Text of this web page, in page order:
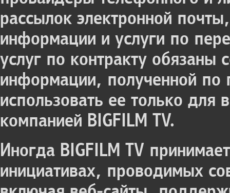
рассылок электронной
информации и услуги по
услуг по контракту обязаны
информации, полученной по
использовать ее только
компанией BIGFILM TV.
Иногда BIGFILM TV
инициативах, проводимых